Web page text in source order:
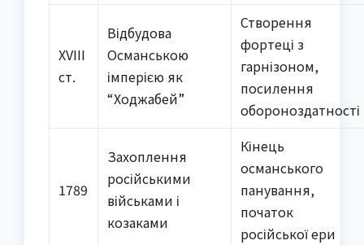
XVIII
ст.
Відбудова
Османською
імперією як
“Ходжабей”
Створення
фортеці з
гарнізоном,
посилення
обороноздатності
1789
Захоплення
російськими
військами і
козаками
Кінець
османського
панування,
початок
російської ери